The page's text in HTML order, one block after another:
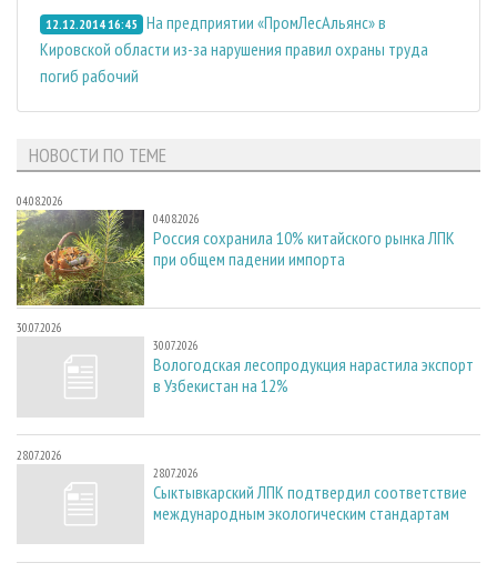
12.12.2014 16:45 На предприятии «ПромЛесАльянс» в
Кировской области из-за нарушения правил охраны труда
погиб рабочий
НОВОСТИ ПО ТЕМЕ
04.08.2026
04.08.2026
Россия сохранила 10% китайского рынка ЛПК
при общем падении импорта
30.07.2026
30.07.2026
Вологодская лесопродукция нарастила экспорт
в Узбекистан на 12%
28.07.2026
28.07.2026
Сыктывкарский ЛПК подтвердил соответствие
международным экологическим стандартам